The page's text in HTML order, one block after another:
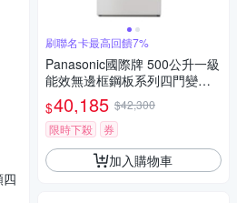
刷聯名卡最高回饋7%
Panasonic國際牌 500公升一級
能效無邊框鋼板系列四門變頻
電冰箱NR-D505XV-W~含拆箱
定位
$40,185 $42,300
限時下殺
券
加入購物車